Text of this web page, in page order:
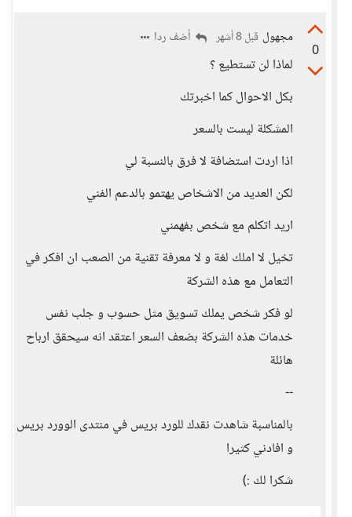
0
مجهول قبل 8 أشهر أضف ردا
لماذا لن تستطيع ؟
بكل الاحوال كما اخبرتك
المشكلة ليست بالسعر
اذا اردت استضافة لا فرق بالنسبة لي
لكن العديد من الاشخاص يهتمو بالدعم الفني
اريد اتكلم مع شخص بفهمني
تخيل لا املك لغة و لا معرفة تقنية من الصعب ان افكر في
التعامل مع هذه الشركة
لو فكر شخص يملك تسويق مثل حسوب و جلب نفس
خدمات هذه الشركة بضعف السعر اعتقد انه سيحقق ارباح
هائلة
--
بالمناسبة شاهدت نقدك للورد بريس في منتدى الوورد بريس
و افادني كثيرا
شكرا لك :)